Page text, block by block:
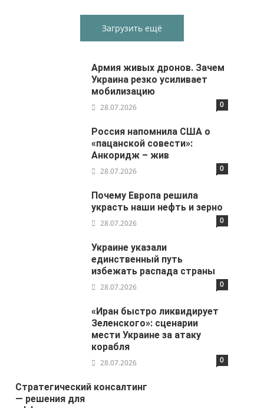
Загрузить ещё
Армия живых дронов. Зачем
Украина резко усиливает
мобилизацию
28.07.2026 0
Россия напомнила США о
«пацанской совести»:
Анкоридж – жив
28.07.2026 0
Почему Европа решила
украсть наши нефть и зерно
28.07.2026 0
Украине указали
единственный путь
избежать распада страны
28.07.2026 0
«Иран быстро ликвидирует
Зеленского»: сценарии
мести Украине за атаку
корабля
28.07.2026 0
Стратегический консалтинг
— решения для